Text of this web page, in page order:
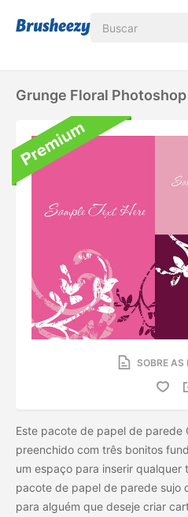
Grunge Floral
SOBRE AS
Este pacote de papel de parede
preenchido com três bonitos
um espaço para inserir
pacote de papel de parede sujo
para alguém que deseje criar